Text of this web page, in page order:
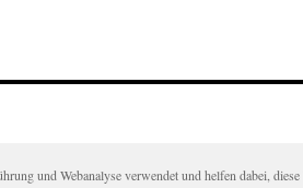
und Webanalyse verwendet und helfen dabei,